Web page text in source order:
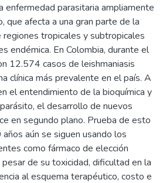
enfermedad parasitaria ampliamente
que afecta a una gran parte de la
tropicales y subtropicales
endémica. En Colombia, durante el
12.574 casos de leishmaniasis
clínica más prevalente en el país. A
el entendimiento de la bioquímica y
el desarrollo de nuevos
en segundo plano. Prueba de esto
aún se siguen usando los
como fármaco de elección
de su toxicidad, dificultad en la
al esquema terapéutico, costo e